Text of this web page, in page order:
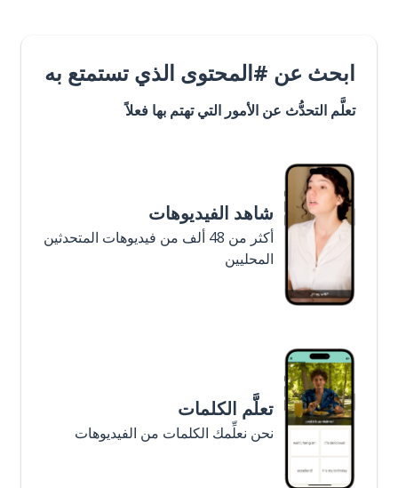
ابحث عن #المحتوى الذي تستمتع به
تعلَّم التحدُّث عن الأمور التي تهتم بها فعلاً
شاهد الفيديوهات
أكثر من 48 ألف من فيديوهات المتحدثين
المحليين
تعلَّم الكلمات
نحن نعلِّمك الكلمات من الفيديوهات